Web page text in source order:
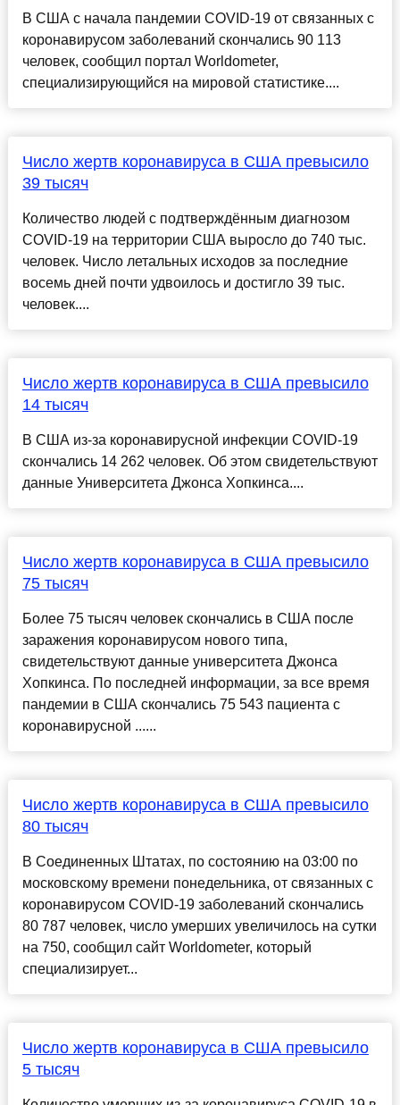
В США с начала пандемии COVID-19 от связанных с
коронавирусом заболеваний скончались 90 113
человек, сообщил портал Worldometer,
специализирующийся на мировой статистике....
Число жертв коронавируса в США превысило
39 тысяч
Количество людей с подтверждённым диагнозом
COVID-19 на территории США выросло до 740 тыс.
человек. Число летальных исходов за последние
восемь дней почти удвоилось и достигло 39 тыс.
человек....
Число жертв коронавируса в США превысило
14 тысяч
В США из-за коронавирусной инфекции COVID-19
скончались 14 262 человек. Об этом свидетельствуют
данные Университета Джонса Хопкинса....
Число жертв коронавируса в США превысило
75 тысяч
Более 75 тысяч человек скончались в США после
заражения коронавирусом нового типа,
свидетельствуют данные университета Джонса
Хопкинса. По последней информации, за все время
пандемии в США скончались 75 543 пациента с
коронавирусной ......
Число жертв коронавируса в США превысило
80 тысяч
В Соединенных Штатах, по состоянию на 03:00 по
московскому времени понедельника, от связанных с
коронавирусом COVID-19 заболеваний скончались
80 787 человек, число умерших увеличилось на сутки
на 750, сообщил сайт Worldometer, который
специализирует...
Число жертв коронавируса в США превысило
5 тысяч